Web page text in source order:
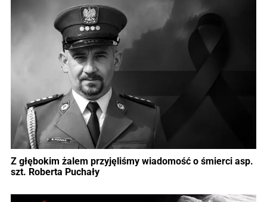
Z głębokim żalem przyjęliśmy wiadomość o śmierci asp.
szt. Roberta Puchały